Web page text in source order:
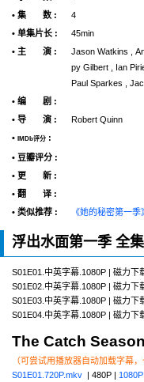
• 集 数 :
4
• 单集片长 :
45min
• 主 演 :
Jason Watkins ,
py Gilbert , Ian
Paul Sparkes ,
• 编 剧 :
• 导 演 :
Robert Quinn
• IMDb评分 :
• 豆瓣评分 :
• 更 新 :
• 翻 译 :
• 类似推荐 :
《她的秘密第一季》
浮出水面第一季 全
S01E01.中英字幕.1080P | 磁力
S01E02.中英字幕.1080P | 磁力
S01E03.中英字幕.1080P | 磁力
S01E04.中英字幕.1080P | 磁力
The Catch
（可尝试用播放器自动加载字幕
S01E01.720P.mkv | 480P | 1080P